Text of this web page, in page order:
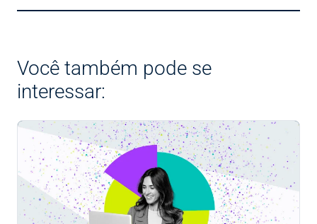
Você também pode se
interessar: